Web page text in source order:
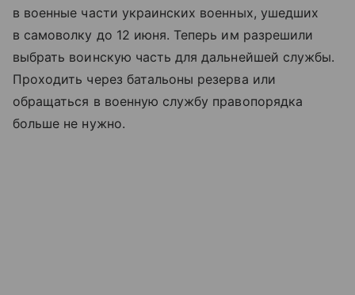
в военные части украинских военных, ушедших
в самоволку до 12 июня. Теперь им разрешили
выбрать воинскую часть для дальнейшей службы.
Проходить через батальоны резерва или
обращаться в военную службу правопорядка
больше не нужно.